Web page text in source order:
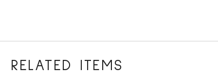
RELATED ITEMS